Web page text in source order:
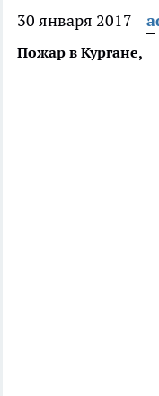
30 января 2017
Пожар в Кургане,